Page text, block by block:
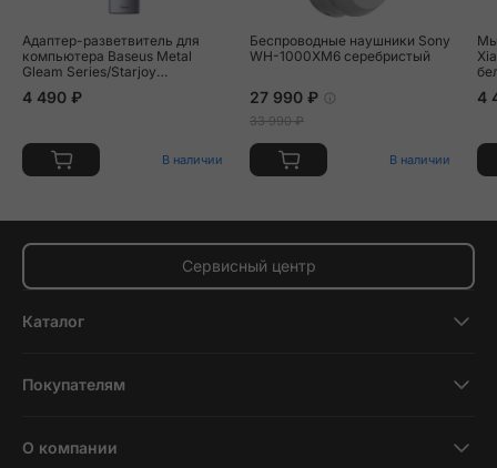
Адаптер-разветвитель для
компьютера Baseus Metal
Gleam Series/Starjoy
(5в1) серый
4 490 ₽
В наличии
Беспроводные наушники Sony
WH-1000XM6 серебристый
27 990 ₽
33 990 ₽
В наличии
4
Сервисный центр
Каталог
Планшеты
Покупателям
О компании